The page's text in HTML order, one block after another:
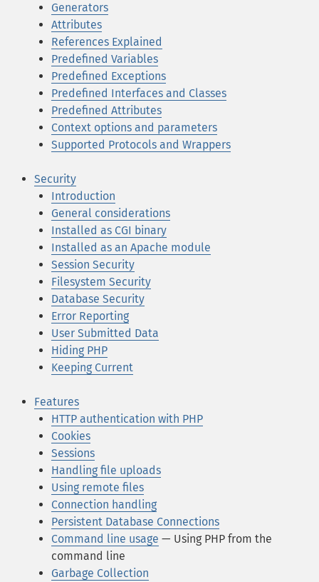
Generators
Attributes
References Explained
Predefined Variables
Predefined Exceptions
Predefined Interfaces and Classes
Predefined Attributes
Context options and parameters
Supported Protocols and Wrappers
Security
Introduction
General considerations
Installed as CGI binary
Installed as an Apache module
Session Security
Filesystem Security
Database Security
Error Reporting
User Submitted Data
Hiding PHP
Keeping Current
Features
HTTP authentication with PHP
Cookies
Sessions
Handling file uploads
Using remote files
Connection handling
Persistent Database Connections
Command line usage — Using PHP from the
command line
Garbage Collection